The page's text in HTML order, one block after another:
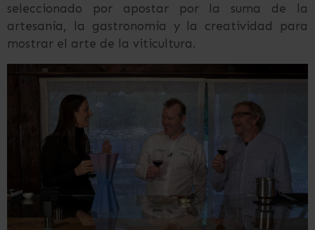
seleccionado por apostar por la suma de la
artesanía, la gastronomía y la creatividad para
mostrar el arte de la viticultura.